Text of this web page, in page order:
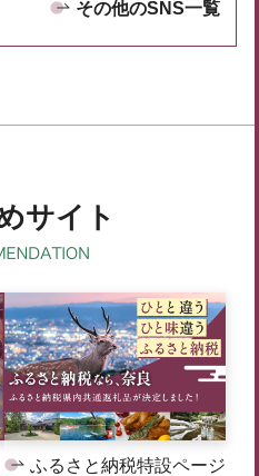
その他のSNS一覧
サイト
ふるさと納税特設ページ